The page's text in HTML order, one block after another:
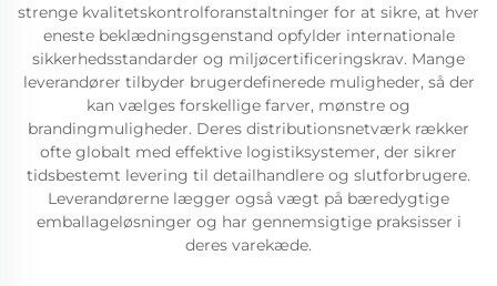
strenge kvalitetskontrolforanstaltninger for at sikre, at hver
eneste beklædningsgenstand opfylder internationale
sikkerhedsstandarder og miljøcertificeringskrav. Mange
leverandører tilbyder brugerdefinerede muligheder, så der
kan vælges forskellige farver, mønstre og
brandingmuligheder. Deres distributionsnetværk rækker
ofte globalt med effektive logistiksystemer, der sikrer
tidsbestemt levering til detailhandlere og slutforbrugere.
Leverandørerne lægger også vægt på bæredygtige
emballageløsninger og har gennemsigtige praksisser i
deres varekæde.